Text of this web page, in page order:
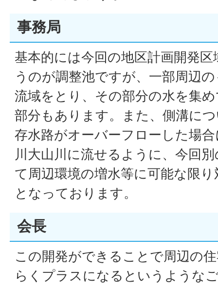
事務局
基本的には今回の地区計画開発
うのが調整池ですが、一部周辺
流域をとり、その部分の水を集
部分もあります。また、側溝に
存水路がオーバーフローした場
川大山川に流せるように、今回
て周辺環境の増水等に可能な限
となっております。
会長
この開発ができることで周辺の
らくプラスになるというような